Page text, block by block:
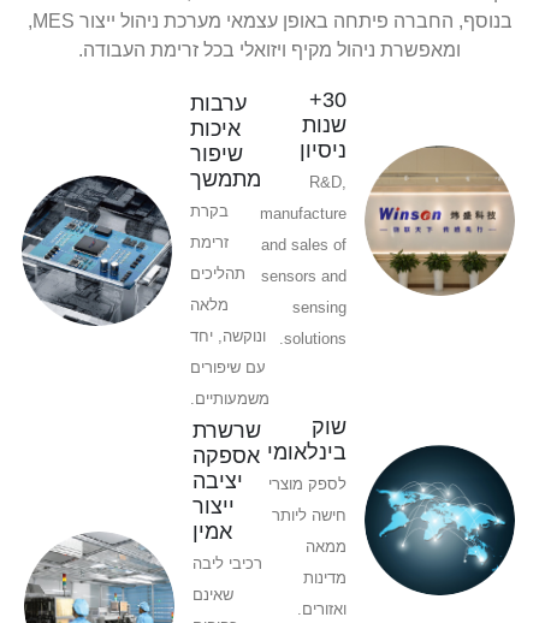
בנוסף, החברה פיתחה באופן עצמאי מערכת ניהול ייצור MES,
ומאפשרת ניהול מקיף ויזואלי בכל זרימת העבודה.
30+
שנות
ניסיון
R&D,
manufacture
and sales of
sensors and
sensing
solutions.
ערבות
איכות
שיפור
מתמשך
בקרת
זרימת
תהליכים
מלאה
ונוקשה, יחד
עם שיפורים
משמעותיים.
שוק
בינלאומי
לספק מוצרי
חישה ליותר
ממאה
מדינות
ואזורים.
שרשרת
אספקה
יציבה
ייצור
אמין
רכיבי ליבה
שאינם